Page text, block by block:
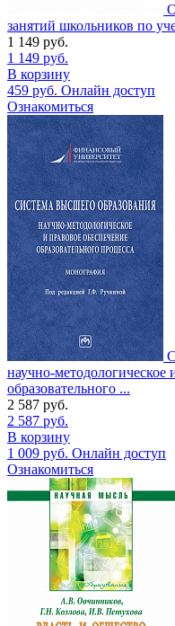
занятий школьников по
1 149 руб.
1 149 руб.
В корзину
459 руб. Онлайн доступ
Ознакомиться
научно-методологическое
образовательного ...
2 587 руб.
2 587 руб.
В корзину
1 009 руб. Онлайн доступ
Ознакомиться